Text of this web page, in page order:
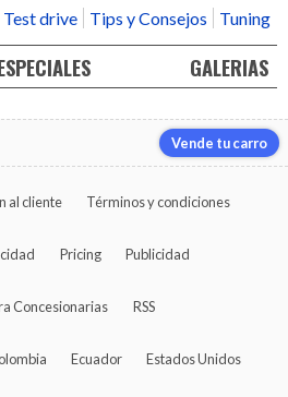
Test drive Tips y Consejos Tuning
GALERIAS
Vende tu carro
al cliente Términos y condiciones
Pricing Publicidad
Concesionarias RSS
Ecuador Estados Unidos